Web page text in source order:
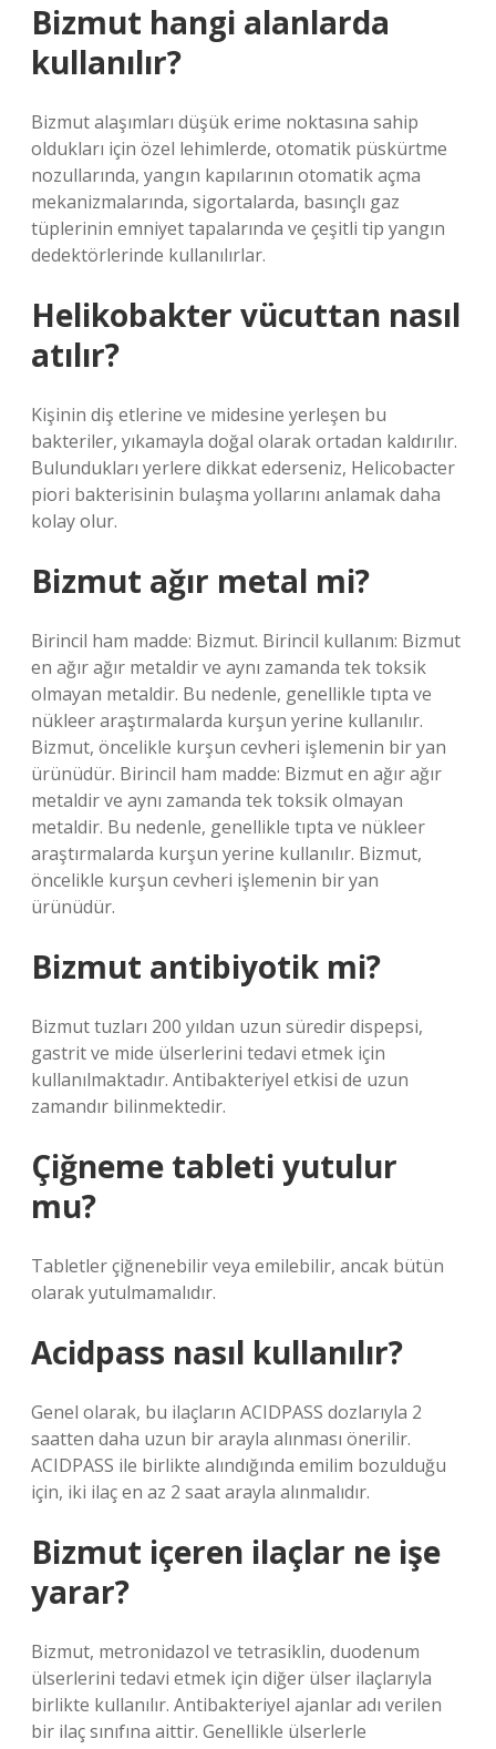
Bizmut hangi alanlarda
kullanılır?
Bizmut alaşımları düşük erime noktasına sahip
oldukları için özel lehimlerde, otomatik püskürtme
nozullarında, yangın kapılarının otomatik açma
mekanizmalarında, sigortalarda, basınçlı gaz
tüplerinin emniyet tapalarında ve çeşitli tip yangın
dedektörlerinde kullanılırlar.
Helikobakter vücuttan nasıl
atılır?
Kişinin diş etlerine ve midesine yerleşen bu
bakteriler, yıkamayla doğal olarak ortadan kaldırılır.
Bulundukları yerlere dikkat ederseniz, Helicobacter
piori bakterisinin bulaşma yollarını anlamak daha
kolay olur.
Bizmut ağır metal mi?
Birincil ham madde: Bizmut. Birincil kullanım: Bizmut
en ağır ağır metaldir ve aynı zamanda tek toksik
olmayan metaldir. Bu nedenle, genellikle tıpta ve
nükleer araştırmalarda kurşun yerine kullanılır.
Bizmut, öncelikle kurşun cevheri işlemenin bir yan
ürünüdür. Birincil ham madde: Bizmut en ağır ağır
metaldir ve aynı zamanda tek toksik olmayan
metaldir. Bu nedenle, genellikle tıpta ve nükleer
araştırmalarda kurşun yerine kullanılır. Bizmut,
öncelikle kurşun cevheri işlemenin bir yan
ürünüdür.
Bizmut antibiyotik mi?
Bizmut tuzları 200 yıldan uzun süredir dispepsi,
gastrit ve mide ülserlerini tedavi etmek için
kullanılmaktadır. Antibakteriyel etkisi de uzun
zamandır bilinmektedir.
Çiğneme tableti yutulur
mu?
Tabletler çiğnenebilir veya emilebilir, ancak bütün
olarak yutulmamalıdır.
Acidpass nasıl kullanılır?
Genel olarak, bu ilaçların ACIDPASS dozlarıyla 2
saatten daha uzun bir arayla alınması önerilir.
ACIDPASS ile birlikte alındığında emilim bozulduğu
için, iki ilaç en az 2 saat arayla alınmalıdır.
Bizmut içeren ilaçlar ne işe
yarar?
Bizmut, metronidazol ve tetrasiklin, duodenum
ülserlerini tedavi etmek için diğer ülser ilaçlarıyla
birlikte kullanılır. Antibakteriyel ajanlar adı verilen
bir ilaç sınıfına aittir. Genellikle ülserlerle